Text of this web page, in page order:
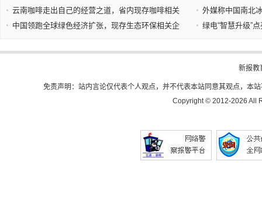
云南咖啡走出自己的经营之道，省内现存咖啡相关
外媒称中国南北
中国领跑全球绿色经济扩张，现存生态环保相关企
绿电“智慧升级”
新报教
免责声明：站内言论仅代表个人观点，并不代表本站同意其观点，本
Copyright © 2012-2026 All